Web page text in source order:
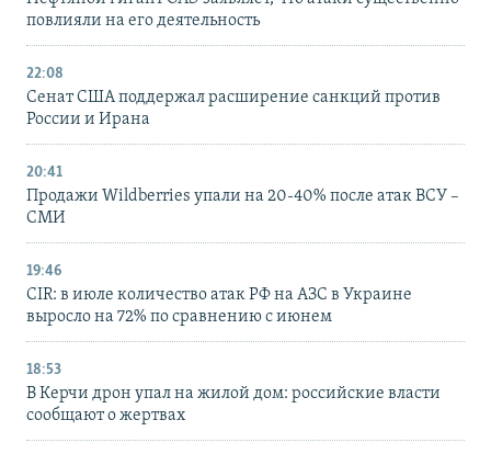
повлияли на его деятельность
22:08
Сенат США поддержал расширение санкций против
России и Ирана
20:41
Продажи Wildberries упали на 20-40% после атак ВСУ –
СМИ
19:46
CIR: в июле количество атак РФ на АЗС в Украине
выросло на 72% по сравнению с июнем
18:53
В Керчи дрон упал на жилой дом: российские власти
сообщают о жертвах